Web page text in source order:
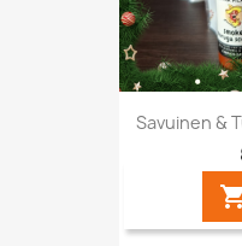
Savuinen &